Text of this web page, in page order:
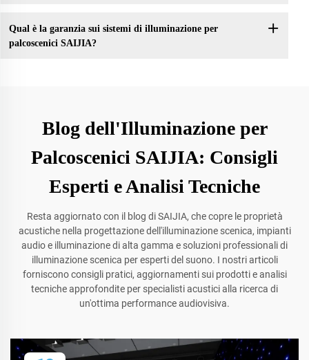
Qual è la garanzia sui sistemi di illuminazione per
palcoscenici SAIJIA?
Blog dell'Illuminazione per
Palcoscenici SAIJIA: Consigli
Esperti e Analisi Tecniche
Resta aggiornato con il blog di SAIJIA, che copre le proprietà
acustiche nella progettazione dell'illuminazione scenica, impianti
audio e illuminazione di alta gamma e soluzioni professionali di
illuminazione scenica per esperti del suono. I nostri articoli
forniscono consigli pratici, aggiornamenti sui prodotti e analisi
tecniche approfondite per specialisti acustici alla ricerca di
un'ottima performance audiovisiva.